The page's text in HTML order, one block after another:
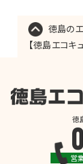
徳島の
【徳島エコキ
徳
営